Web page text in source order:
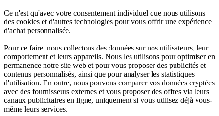
Ce n'est qu'avec votre consentement individuel que nous utilisons
des cookies et d'autres technologies pour vous offrir une expérience
d'achat personnalisée.
Pour ce faire, nous collectons des données sur nos utilisateurs, leur
comportement et leurs appareils. Nous les utilisons pour optimiser en
permanence notre site web et pour vous proposer des publicités et
contenus personnalisés, ainsi que pour analyser les statistiques
d'utilisation. En outre, nous pouvons comparer vos données cryptées
avec des fournisseurs externes et vous proposer des offres via leurs
canaux publicitaires en ligne, uniquement si vous utilisez déjà vous-
même leurs services.